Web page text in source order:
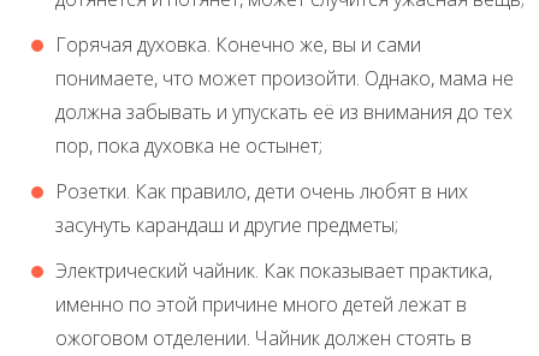
Горячая духовка. Конечно же, вы и сами
понимаете, что может произойти. Однако, мама не
должна забывать и упускать её из внимания до тех
пор, пока духовка не остынет;
Розетки. Как правило, дети очень любят в них
засунуть карандаш и другие предметы;
Электрический чайник. Как показывает практика,
именно по этой причине много детей лежат в
ожоговом отделении. Чайник должен стоять в